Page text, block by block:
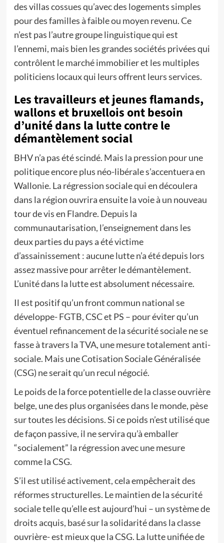
des villas cossues qu’avec des logements simples
pour des familles à faible ou moyen revenu. Ce
n’est pas l’autre groupe linguistique qui est
l’ennemi, mais bien les grandes sociétés privées qui
contrôlent le marché immobilier et les multiples
politiciens locaux qui leurs offrent leurs services.
Les travailleurs et jeunes flamands,
wallons et bruxellois ont besoin
d’unité dans la lutte contre le
démantèlement social
BHV n’a pas été scindé. Mais la pression pour une
politique encore plus néo-libérale s’accentuera en
Wallonie. La régression sociale qui en découlera
dans la région ouvrira ensuite la voie à un nouveau
tour de vis en Flandre. Depuis la
communautarisation, l’enseignement dans les
deux parties du pays a été victime
d’assainissement : aucune lutte n’a été depuis lors
assez massive pour arrêter le démantèlement.
L’unité dans la lutte est absolument nécessaire.
Il est positif qu’un front commun national se
développe- FGTB, CSC et PS – pour éviter qu’un
éventuel refinancement de la sécurité sociale ne se
fasse à travers la TVA, une mesure totalement anti-
sociale. Mais une Cotisation Sociale Généralisée
(CSG) ne serait qu’un recul négocié.
Le poids de la force potentielle de la classe ouvrière
belge, une des plus organisées dans le monde, pèse
sur toutes les décisions. Si ce poids n’est utilisé que
de façon passive, il ne servira qu’à emballer
“socialement” la régression avec une mesure
comme la CSG.
S’il est utilisé activement, cela empêcherait des
réformes structurelles. Le maintien de la sécurité
sociale telle qu’elle est aujourd’hui – un système de
droits acquis, basé sur la solidarité dans la classe
ouvrière- est mieux que la CSG. La lutte unifiée de